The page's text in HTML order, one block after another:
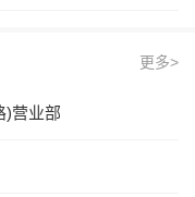
更多>
)营业部